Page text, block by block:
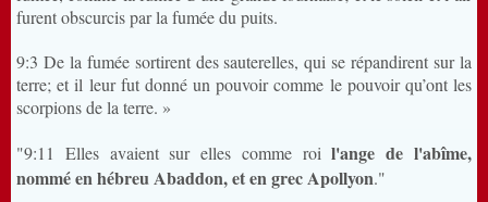
furent obscurcis par la fumée du puits.
9:3 De la fumée sortirent des sauterelles, qui se répandirent sur la
terre; et il leur fut donné un pouvoir comme le pouvoir qu’ont les
scorpions de la terre. »
"9:11 Elles avaient sur elles comme roil'ange de l'abîme,
nommé en hébreu Abaddon, et en grec Apollyon."